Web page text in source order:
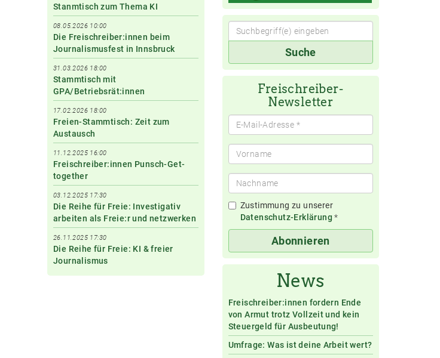
Stanmtisch zum Thema KI
08.05.2026 10:00
Die Freischreiber:innen beim
Journalismusfest in Innsbruck
31.03.2026 18:00
Stammtisch mit
GPA/Betriebsrät:innen
17.02.2026 18:00
Freien-Stammtisch: Zeit zum
Austausch
11.12.2025 16:00
Freischreiber:innen Punsch-Get-
together
03.12.2025 17:30
Die Reihe für Freie: Investigativ
arbeiten als Freie:r und netzwerken
26.11.2025 17:30
Die Reihe für Freie: KI & freier
Journalismus
Suchbegriff(e)Suche
Freischreiber-
Newsletter
Zustimmung zu unserer
Datenschutz-Erklärung *
Abonnieren
News
Freischreiber:innen fordern Ende
von Armut trotz Vollzeit und kein
Steuergeld für Ausbeutung!
Umfrage: Was ist deine Arbeit wert?